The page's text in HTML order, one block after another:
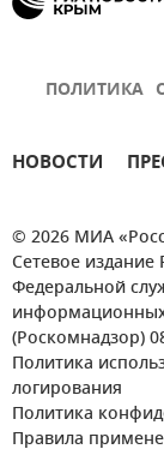
ПОЛИТИКА
НОВОСТИ
© 2026 МИА
Сетевое
Федеральной
(Роскомнадзор)
Политика
логирования
Политика
Правила